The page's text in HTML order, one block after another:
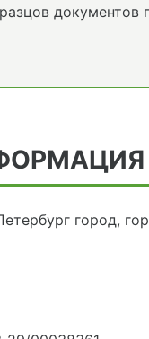
документов
город,